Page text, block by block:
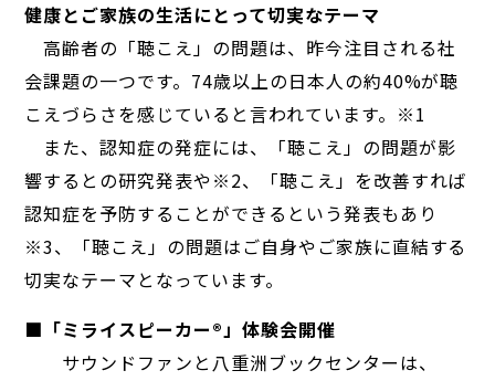
健康とご家族の生活にとって切実なテーマ
高齢者の「聴こえ」の問題は、昨今注目される社
会課題の一つです。74歳以上の日本人の約40%が聴
こえづらさを感じていると言われています。※1
また、認知症の発症には、「聴こえ」の問題が影
響するとの研究発表や※2、「聴こえ」を改善すれば
認知症を予防することができるという発表もあり
※3、「聴こえ」の問題はご自身やご家族に直結する
切実なテーマとなっています。
■「ミライスピーカー®」体験会開催
サウンドファンと八重洲ブックセンターは、